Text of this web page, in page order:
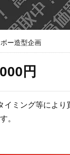
ー造型企画
円
イミング等により
。